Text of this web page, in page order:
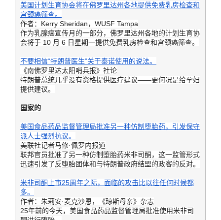
美国计划生育协会将在佛罗里达州各地提供免费乳房检查和
宫颈癌筛查。
作者：Kerry Sheridan，WUSF Tampa
作为乳腺癌宣传月的一部分，佛罗里达州各地的计划生育协
会将于 10 月 6 日星期一提供免费乳房检查和宫颈癌筛查。
不要相信“特朗普医生”关于泰诺使用的说法。
《南佛罗里达太阳哨兵报》社论
特朗普总统几乎没有资格提供医疗建议——更何况是给孕妇
提供建议。
国家的
美国食品药品监督管理局批准另一种仿制堕胎药，引发保守
派人士强烈抗议。
美联社记者马修·佩罗内报道
联邦官员批准了另一种仿制堕胎药米非司酮，这一监管形式
迅速引发了反堕胎团体和与特朗普政府结盟的政客的反对。
米非司酮上市25周年之际，面临的攻击比以往任何时候都
多。
作者：朱莉安·麦克沙恩，《琼斯母亲》杂志
25年前的今天，美国食品药品监督管理局批准使用米非司